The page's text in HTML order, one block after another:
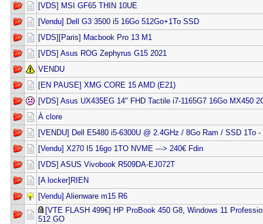
[VDS] MSI GF65 THIN 10UE
[Vendu] Dell G3 3500 i5 16Go 512Go+1To SSD
[VDS][Paris] Macbook Pro 13 M1
[VDS] Asus ROG Zephyrus G15 2021
VENDU
[EN PAUSE] XMG CORE 15 AMD (E21)
[VDS] Asus UX435EG 14" FHD Tactile i7-1165G7 16Go MX450
À clore
[VENDU] Dell E5480 i5-6300U @ 2.4GHz / 8Go Ram / SSD 1To -
[Vendu] X270 I5 16go 1TO NVME ---> 240€ Fdin
[VDS] ASUS Vivobook R509DA-EJ072T
[A locker]RIEN
[Vendu] Alienware m15 R6
[VTE FLASH 499€] HP ProBook 450 G8, Windows 11
512 GO